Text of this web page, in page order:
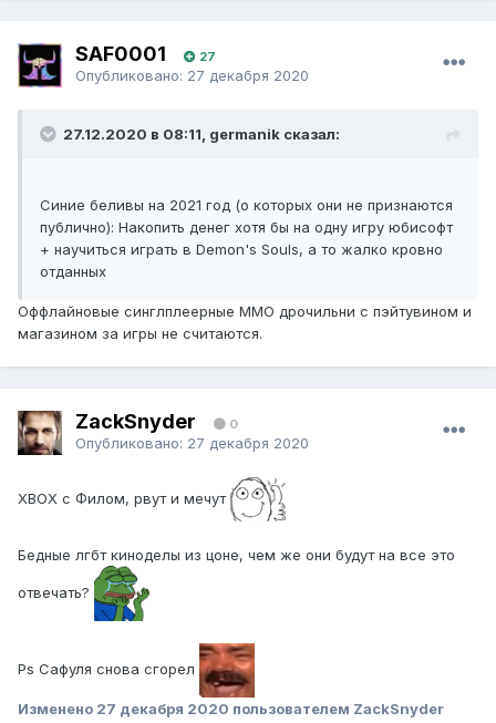
SAF0001 27
Опубликовано: 27 декабря 2020
27.12.2020 в 08:11, germanik сказал:
Синие беливы на 2021 год (о которых они не признаются
публично): Накопить денег хотя бы на одну игру юбисофт
+ научиться играть в Demon's Souls, а то жалко кровно
отданных
Оффлайновые синглплеерные ММО дрочильни с пэйтувином и
магазином за игры не считаются.
ZackSnyder 0
Опубликовано: 27 декабря 2020
XBOX с Филом, рвут и мечут
Бедные лгбт киноделы из цоне, чем же они будут на все это
отвечать?
Ps Сафуля снова сгорел
Изменено 27 декабря 2020 пользователем ZackSnyder